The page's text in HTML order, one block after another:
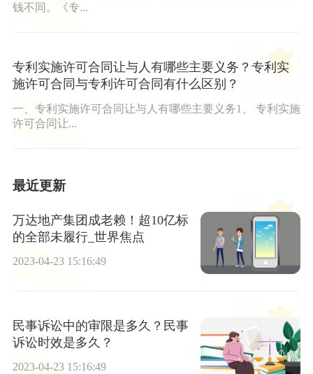
钱不同。《专...
专利实施许可合同让与人有哪些主要义务？专利实
施许可合同与专利许可合同有什么区别？
一、专利实施许可合同让与人有哪些主要义务1、 专利实施
许可合同让...
最近更新
万达地产集团成老赖！超10亿标
的全部未履行_世界焦点
2023-04-23 15:16:49
民事诉讼中的审限是多久？民事
诉讼时效是多久？
2023-04-23 15:16:49